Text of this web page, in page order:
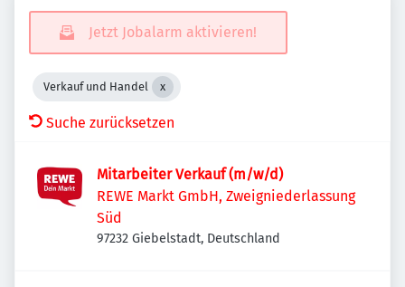
Jetzt Jobalarm aktivieren!
Verkauf und Handel
Suche zurücksetzen
Mitarbeiter Verkauf (m/w/d)
REWE Markt GmbH, Zweigniederlassung
Süd
97232 Giebelstadt, Deutschland